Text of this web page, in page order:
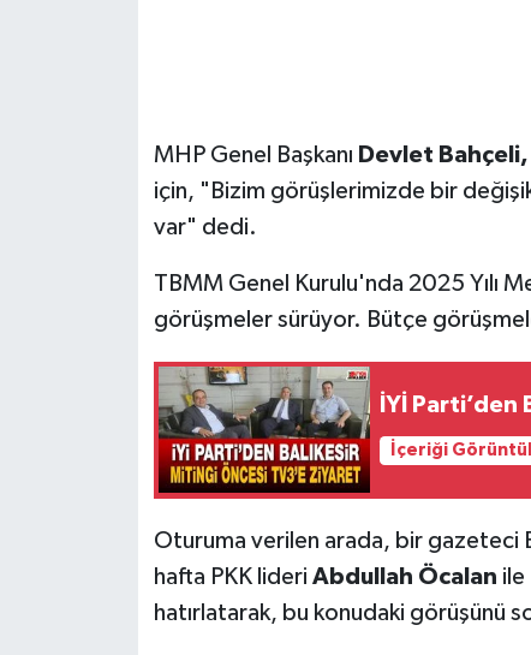
MHP Genel Başkanı Devlet Bahçeli,
için, "Bizim görüşlerimizde bir
var" dedi.
TBMM Genel Kurulu'nda 2025 Yılı
görüşmeler sürüyor. Bütçe
İYİ
İçeriği
Oturuma verilen arada, bir gazeteci
hafta PKK lideri Abdullah Öcalan ile
hatırlatarak, bu konudaki görüşünü